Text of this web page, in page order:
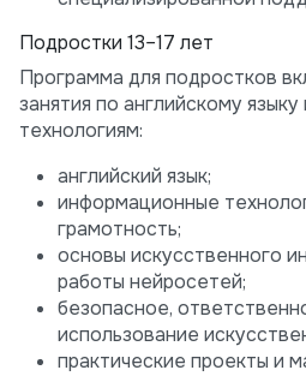
Подростки 13–17 лет
Программа для подростков
занятия по английскому
технологиям:
английский язык;
информационные
грамотность;
основы искусственного
работы нейросетей;
безопасное,
использование
практические проекты и